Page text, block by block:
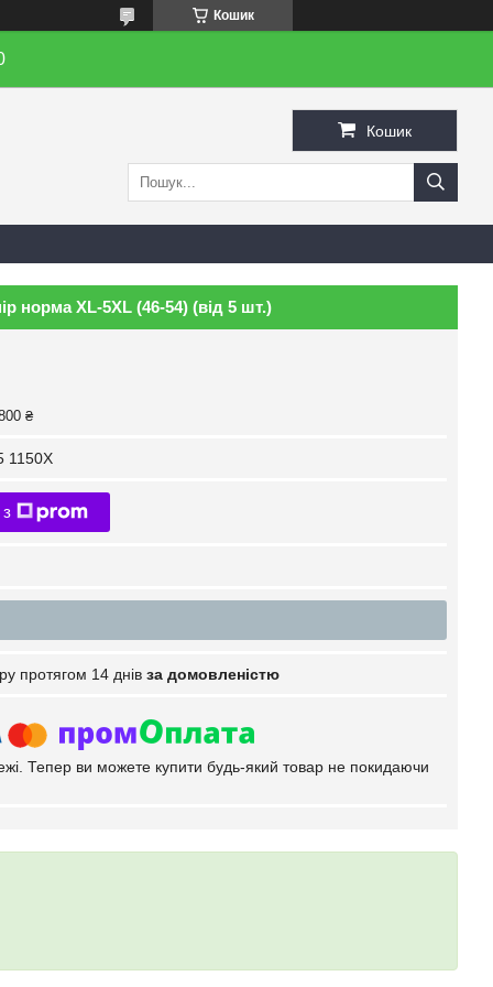
Кошик
Кошик
норма XL-5XL (46-54) (від 5 шт.)
₴
1150X
протягом 14 днів за домовленістю
Тепер ви можете купити будь-який товар не покидаючи